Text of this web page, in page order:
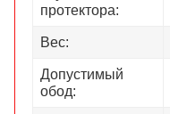
протектора:
Вес:
Допустимый
обод: